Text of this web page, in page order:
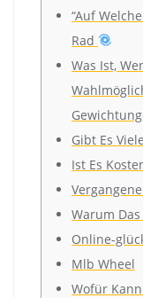
“Auf
Rad
Was Ist,
Gibt Es
Ist Es
Warum
Online-
Mlb Wheel
Wofür